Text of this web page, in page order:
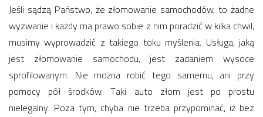
Jeśli sądzą Państwo, że złomowanie samochodów, to żadne
wyzwanie i każdy ma prawo sobie z nim poradzić w kilka chwil,
musimy wyprowadzić z takiego toku myślenia. Usługa, jaką
jest złomowanie samochodu, jest zadaniem wysoce
sprofilowanym. Nie można robić tego samemu, ani przy
pomocy pół środków. Taki auto złom jest po prostu
nielegalny. Poza tym, chyba nie trzeba przypominać, iż bez